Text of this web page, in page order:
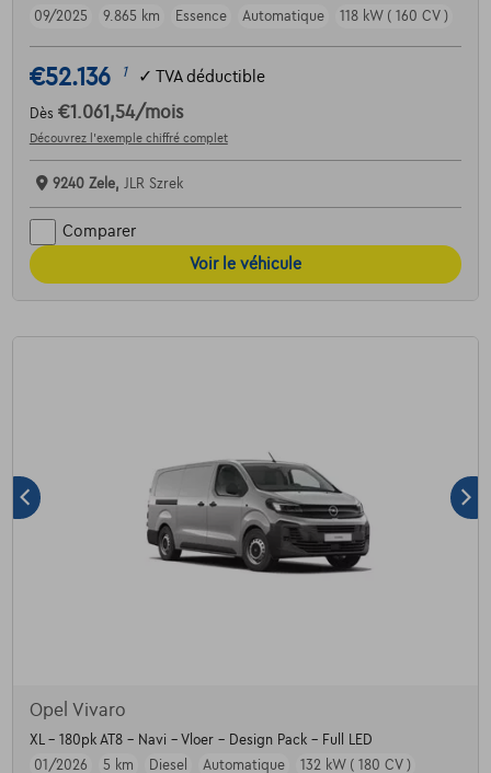
09/2025
9.865 km Essence Automatique 118 kW ( 160 CV )
€52.136 1 ✓ TVA déductible
Dès €1.061,54/mois
Découvrez l’exemple chiffré complet
9240 Zele, JLR Szrek
Comparer
Voir le véhicule
Opel Vivaro
XL - 180pk AT8 - Navi - Vloer - Design Pack - Full LED
01/2026
5 km Diesel Automatique 132 kW ( 180 CV )